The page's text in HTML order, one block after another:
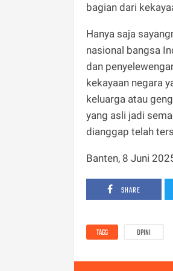
bagian dari
Hanya saja
nasional bangsa
dan
kekayaan negara
keluarga atau
yang asli jadi
dianggap telah
Banten, 8 Juni
SHARE
TAGS OPINI